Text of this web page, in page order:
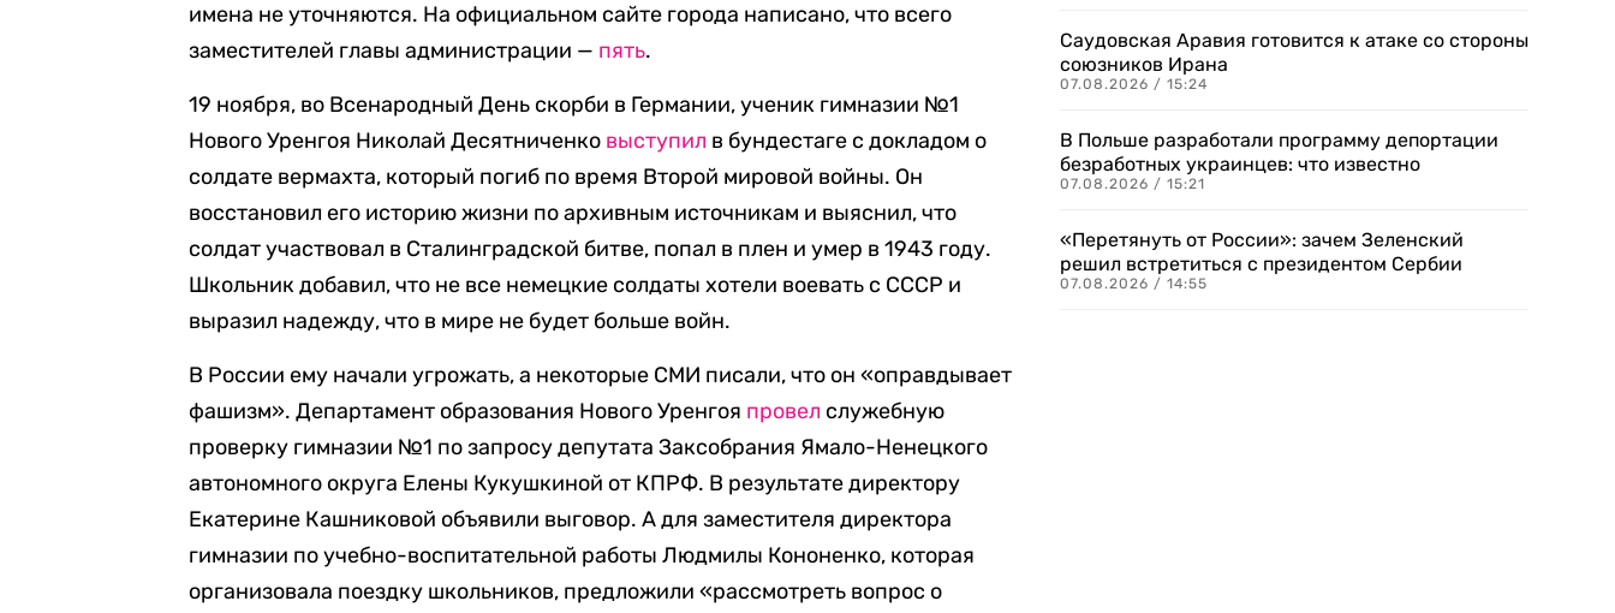
имена не уточняются. На официальном сайте города написано, что всего
заместителей главы администрации — пять.
19 ноября, во Всенародный День скорби в Германии, ученик гимназии №1
Нового Уренгоя Николай Десятниченко выступил в бундестаге с докладом о
солдате вермахта, который погиб по время Второй мировой войны. Он
восстановил его историю жизни по архивным источникам и выяснил, что
солдат участвовал в Сталинградской битве, попал в плен и умер в 1943 году.
Школьник добавил, что не все немецкие солдаты хотели воевать с СССР и
выразил надежду, что в мире не будет больше войн.
В России ему начали угрожать, а некоторые СМИ писали, что он «оправдывает
фашизм». Департамент образования Нового Уренгоя провел служебную
проверку гимназии №1 по запросу депутата Заксобрания Ямало-Ненецкого
автономного округа Елены Кукушкиной от КПРФ. В результате директору
Екатерине Кашниковой объявили выговор. А для заместителя директора
гимназии по учебно-воспитательной работы Людмилы Кононенко, которая
организовала поездку школьников, предложили «рассмотреть вопрос о
Саудовская Аравия готовится к атаке со стороны
союзников Ирана
07.08.2026 / 15:24
В Польше разработали программу депортации
безработных украинцев: что известно
07.08.2026 / 15:21
«Перетянуть от России»: зачем Зеленский
решил встретиться с президентом Сербии
07.08.2026 / 14:55